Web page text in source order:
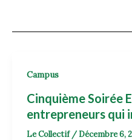
Campus
Cinquième Soirée
entrepreneurs qui
Le Collectif /Décembre 6,